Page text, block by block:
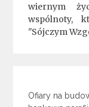
wiernym
wspólnoty,
"Sójczym
Ofiary na